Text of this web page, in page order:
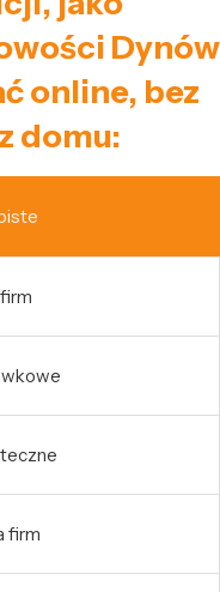
Dynów
online, bez
domu:
firm